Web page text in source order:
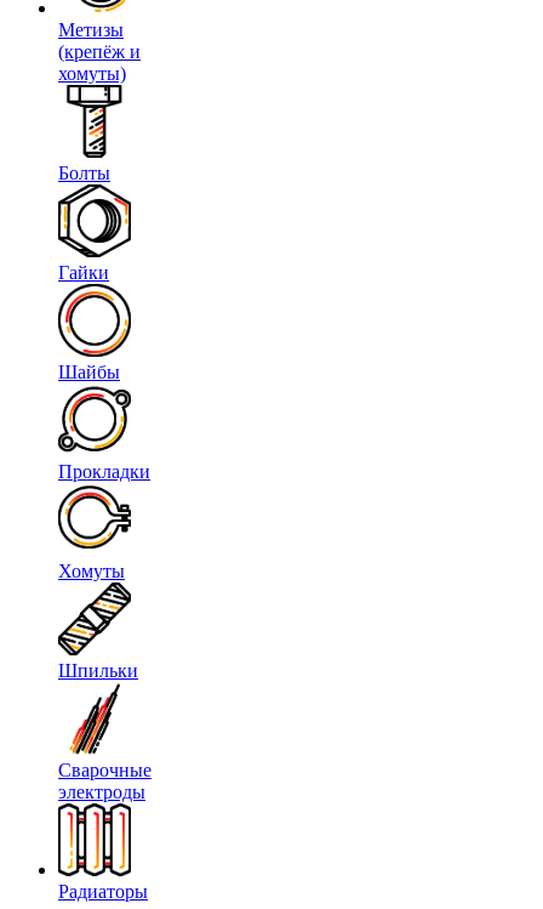
Метизы
(крепёж и
хомуты)
Болты
Гайки
Шайбы
Прокладки
Хомуты
Шпильки
Сварочные
электроды
Радиаторы